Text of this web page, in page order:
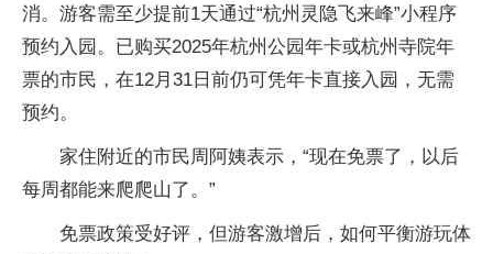
消。游客需至少提前1天通过“杭州灵隐飞来峰”小程序
预约入园。已购买2025年杭州公园年卡或杭州寺院年
票的市民，在12月31日前仍可凭年卡直接入园，无需
预约。
家住附近的市民周阿姨表示，“现在免票了，以后
每周都能来爬爬山了。”
免票政策受好评，但游客激增后，如何平衡游玩体